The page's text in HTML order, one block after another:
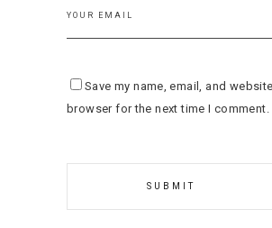
Save my name, email, and
browser for the next time I comment.